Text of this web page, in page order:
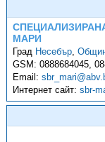
МАРИ
Град Несебър,
GSM:0888684045,
Email:
Интернет сайт:sbr-